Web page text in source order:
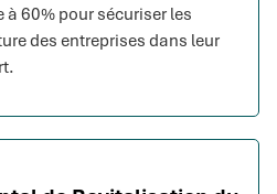
60% pour sécuriser les
des entreprises dans leur